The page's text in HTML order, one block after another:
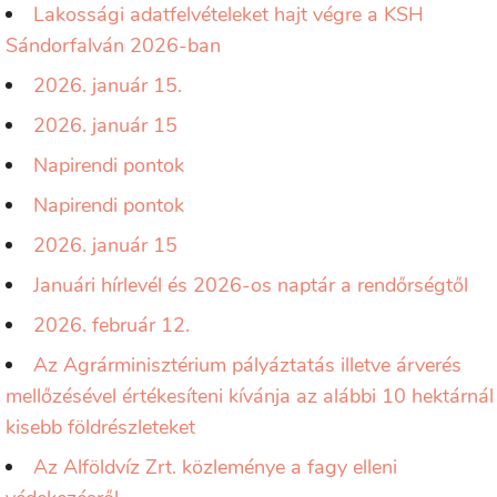
Lakossági adatfelvételeket hajt végre a KSH
Sándorfalván 2026-ban
2026. január 15.
2026. január 15
Napirendi pontok
Napirendi pontok
2026. január 15
Januári hírlevél és 2026-os naptár a rendőrségtől
2026. február 12.
Az Agrárminisztérium pályáztatás illetve árverés
mellőzésével értékesíteni kívánja az alábbi 10 hektárnál
kisebb földrészleteket
Az Alföldvíz Zrt. közleménye a fagy elleni